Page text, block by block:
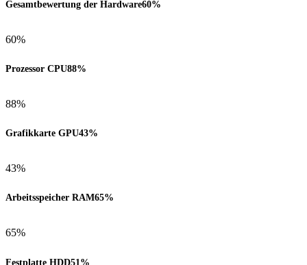
Gesamtbewertung der Hardware60%
60%
Prozessor CPU88%
88%
Grafikkarte GPU43%
43%
Arbeitsspeicher RAM65%
65%
Festplatte HDD51%